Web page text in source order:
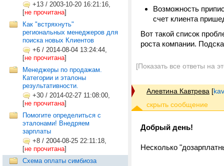
+13 / 2003-10-20 16:21:16,
[не прочитана]
Как "встряхнуть"
региональных менеджеров для
поиска новых Клиентов
+6 / 2014-08-04 13:24:44,
[не прочитана]
Менеджеры по продажам.
Категории и эталоны
результативности.
+30 / 2014-02-27 11:08:00,
[не прочитана]
Помогите определиться с
эталонами! Внедряем
зарплаты
+8 / 2004-08-25 22:11:18,
[не прочитана]
Схема оплаты симбиоза
Возможность
счет клиента
Вот такой список
роста компании.
[Показать все ответы на
Алевтина Кавтрева [
Добрый день!
Несколько